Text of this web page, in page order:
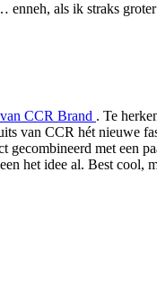
als ik straks
CCR Brand . Te
van CCR hét
gecombineerd met een
het idee al. Best cool,